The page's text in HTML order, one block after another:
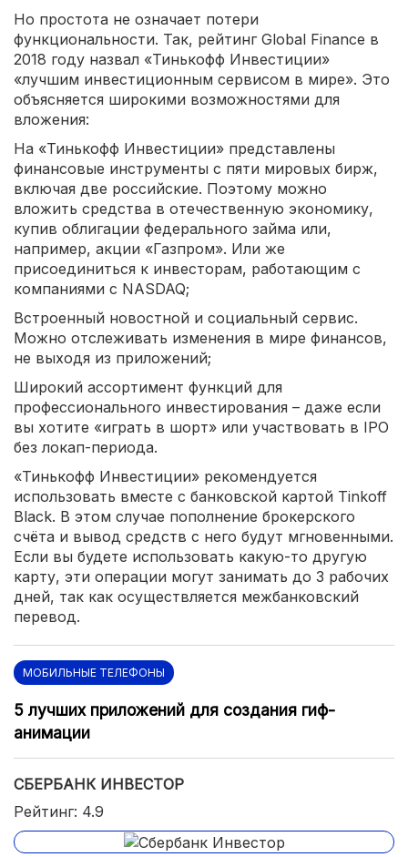
Но простота не означает потери
функциональности. Так, рейтинг Global Finance в
2018 году назвал «Тинькофф Инвестиции»
«лучшим инвестиционным сервисом в мире». Это
объясняется широкими возможностями для
вложения:
На «Тинькофф Инвестиции» представлены
финансовые инструменты с пяти мировых бирж,
включая две российские. Поэтому можно
вложить средства в отечественную экономику,
купив облигации федерального займа или,
например, акции «Газпром». Или же
присоединиться к инвесторам, работающим с
компаниями с NASDAQ;
Встроенный новостной и социальный сервис.
Можно отслеживать изменения в мире финансов,
не выходя из приложений;
Широкий ассортимент функций для
профессионального инвестирования – даже если
вы хотите «играть в шорт» или участвовать в IPO
без локап-периода.
«Тинькофф Инвестиции» рекомендуется
использовать вместе с банковской картой Tinkoff
Black. В этом случае пополнение брокерского
счёта и вывод средств с него будут мгновенными.
Если вы будете использовать какую-то другую
карту, эти операции могут занимать до 3 рабочих
дней, так как осуществляется межбанковский
перевод.
МОБИЛЬНЫЕ ТЕЛЕФОНЫ
5 лучших приложений для создания гиф-
анимации
СБЕРБАНК ИНВЕСТОР
Рейтинг: 4.9